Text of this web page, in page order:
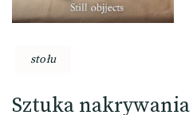
stołu
Sztuka